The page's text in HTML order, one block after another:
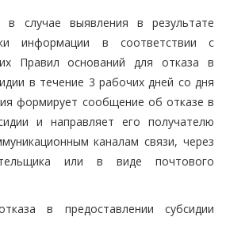
в случае выявления в результате
информации в соответствии с
Правил оснований для отказа в
в течение 3 рабочих дней со дня
формирует сообщение об отказе в
и направляет его получателю
каналам связи, через
или в виде почтового
в предоставлении субсидии